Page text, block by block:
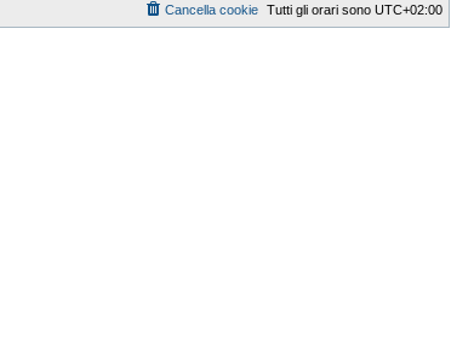
Tutti gli orari sono UTC+02:00
Cancella cookie